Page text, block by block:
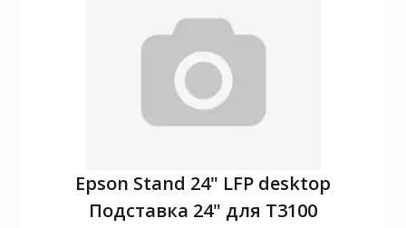
Epson Stand 24" LFP desktop
Подставка 24" для T3100